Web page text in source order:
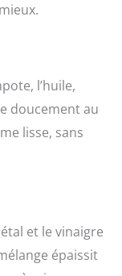
l’huile,
doucement au
lisse, sans
et le vinaigre
épaissit